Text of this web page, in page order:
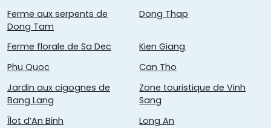
Ferme aux serpents de
Dong Tam
Dong Thap
Ferme florale de Sa Dec
Kien Giang
Phu Quoc
Can Tho
Jardin aux cigognes de
Bang Lang
Zone touristique de Vinh
Sang
Îlot d’An Binh
Long An